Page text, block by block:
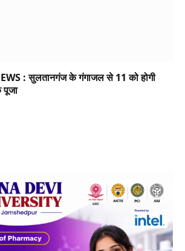
: सुलतानगंज के गंगाजल से 11 को होगी